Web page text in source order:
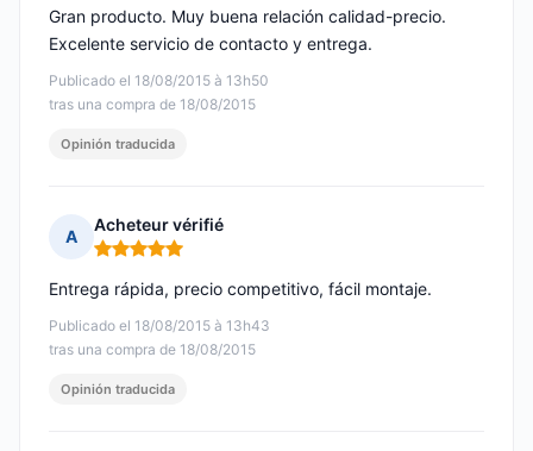
Publicado el 18/08/2015 à 13h50
tras una compra de 18/08/2015
Gran producto. Muy buena relación calidad-precio.
Excelente servicio de contacto y entrega.
Opinión traducida
A
Acheteur vérifié
Nota: 5 de 5
Publicado el 18/08/2015 à 13h43
tras una compra de 18/08/2015
Entrega rápida, precio competitivo, fácil montaje.
Opinión traducida